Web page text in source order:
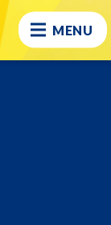
MENU